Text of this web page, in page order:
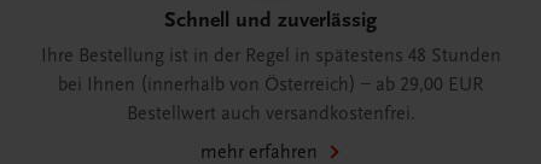
Schnell und zuverlässig
Ihre Bestellung ist in der Regel in spätestens 48 Stunden
bei Ihnen (innerhalb von Österreich) – ab 29,00 EUR
Bestellwert auch versandkostenfrei.
mehr erfahren